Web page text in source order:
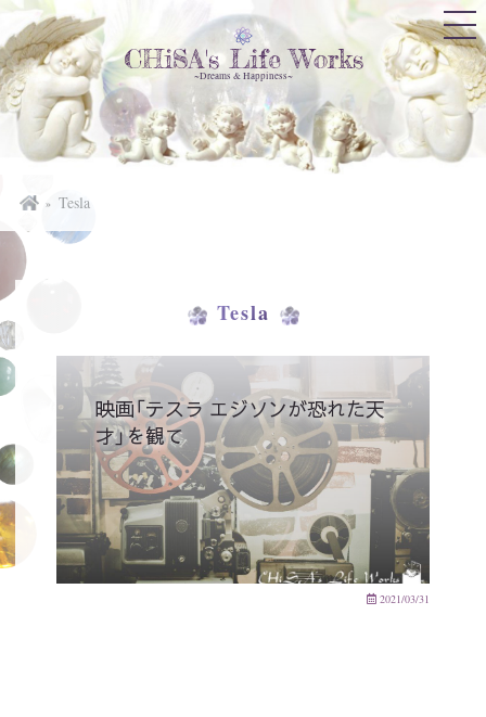
CHiSA's Life Works
~Dreams & Happiness~
Tesla
Tesla
映画「テスラ エジソンが恐れた天
才」を観て
2021/03/31